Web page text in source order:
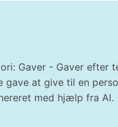
Gaver - Gaver
at give til en
med hjælp fra AI.